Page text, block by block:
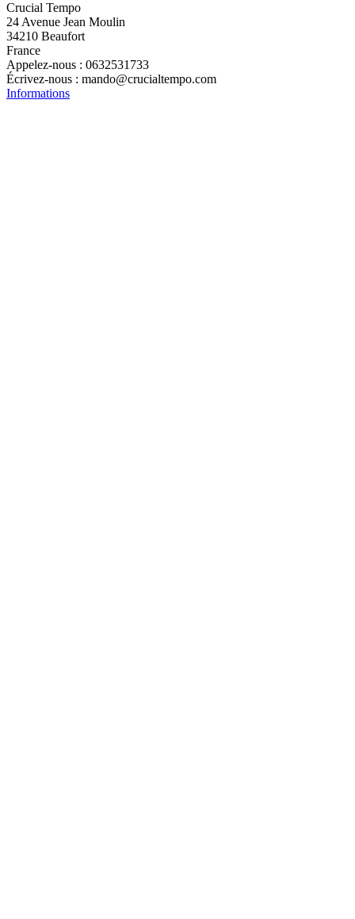
Crucial Tempo
24 Avenue Jean Moulin
34210 Beaufort
France
Appelez-nous : 0632531733
Écrivez-nous : mando@crucialtempo.com
Informations